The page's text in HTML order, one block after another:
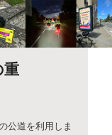
ブルベ情報を発信していま
重
公道を利用しま